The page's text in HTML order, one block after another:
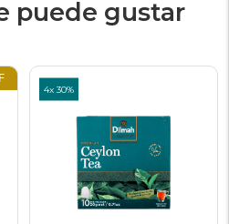
puede gustar
4x 30%